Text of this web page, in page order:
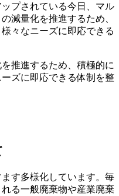
プされている今日、マル
減量化を推進するため、
々なニーズに即応できる
推進するため、積極的に
ズに即応できる体制を整
す多様化しています。毎
る一般廃棄物や産業廃棄